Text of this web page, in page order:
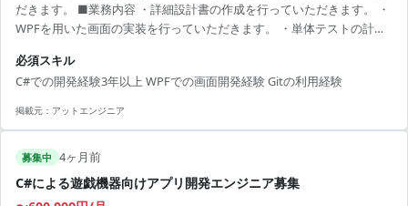
だきます。 ■業務内容 ・詳細設計書の作成を行っていただきます。 ・
WPFを用いた画面の実装を行っていただきます。 ・単体テストの計画
必須スキル
C#での開発経験3年以上 WPFでの画面開発経験 Gitの利用経験
掲載元： アットエンジニア
募集中 4ヶ月前
C#による遊戯機器向けアプリ開発エンジニア募集